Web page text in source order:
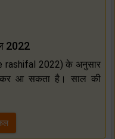
2022
rashifal 2022) के अनुसार
लेकर आ सकता है। साल की